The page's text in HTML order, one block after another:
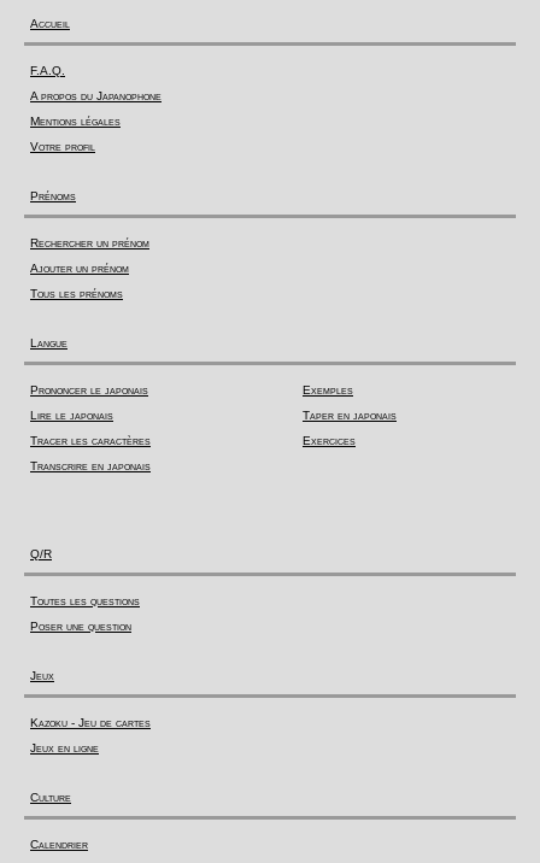
Accueil
F.A.Q.
A propos du Japanophone
Mentions légales
Votre profil
Prénoms
Rechercher un prénom
Ajouter un prénom
Tous les prénoms
Langue
Prononcer le japonais
Lire le japonais
Tracer les caractères
Transcrire en japonais
Exemples
Taper en japonais
Exercices
Q/R
Toutes les questions
Poser une question
Jeux
Kazoku - Jeu de cartes
Jeux en ligne
Culture
Calendrier